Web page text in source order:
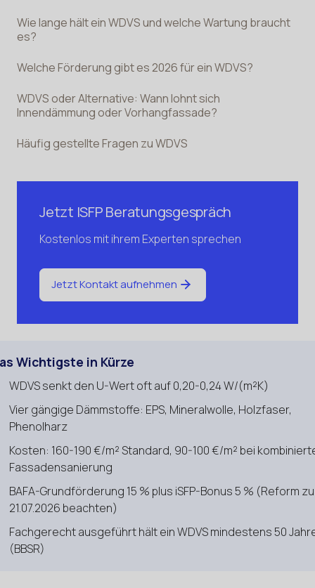
Wie lange hält ein WDVS und welche Wartung braucht
es?
Welche Förderung gibt es 2026 für ein WDVS?
WDVS oder Alternative: Wann lohnt sich
Innendämmung oder Vorhangfassade?
Häufig gestellte Fragen zu WDVS
Jetzt ISFP Beratungsgespräch
Kostenlos mit ihrem Experten sprechen
Jetzt Kontakt aufnehmen
Wichtigste in Kürze
WDVS senkt den U-Wert oft auf 0,20-0,24 W/(m²K)
Vier gängige Dämmstoffe: EPS, Mineralwolle, Holzfaser,
Phenolharz
Kosten: 160-190 €/m² Standard, 90-100 €/m² bei
Fassadensanierung
BAFA-Grundförderung 15 % plus iSFP-Bonus 5 % (Reform
21.07.2026 beachten)
Fachgerecht ausgeführt hält ein WDVS mindestens 50
(BBSR)